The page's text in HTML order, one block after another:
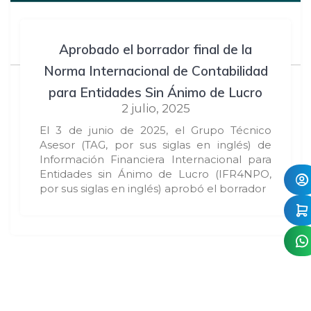
Aprobado el borrador final de la
Norma Internacional de Contabilidad
para Entidades Sin Ánimo de Lucro
2 julio, 2025
El 3 de junio de 2025, el Grupo Técnico
Asesor (TAG, por sus siglas en inglés) de
Información Financiera Internacional para
Entidades sin Ánimo de Lucro (IFR4NPO,
por sus siglas en inglés) aprobó el borrador